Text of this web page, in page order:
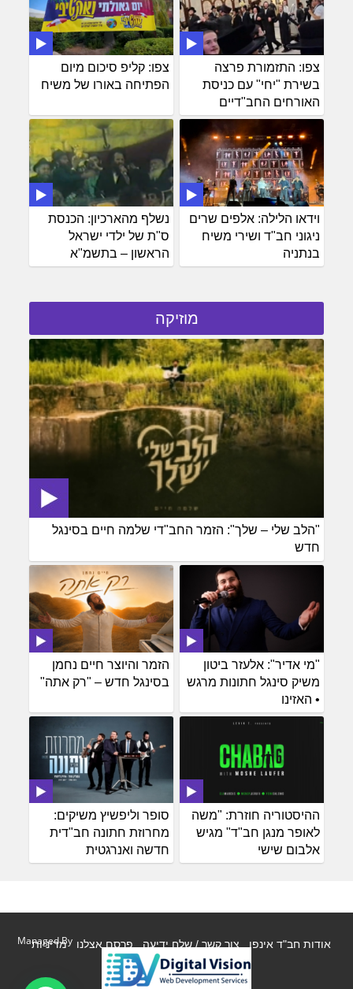
צפו: קליפ סיכום מיום
הפתיחה באורו של משיח
צפו: התזמורת פרצה
בשירת "יחי" עם כניסת
האורחים החב"דיים
נשלף מהארכיון: הכנסת
ס"ת של ילדי ישראל
הראשון – בתשמ"א
וידאו הלילה: אלפים שרים
ניגוני חב"ד ושירי משיח
בנתניה
מוזיקה
"הלב שלי – שלך": הזמר החב"די שלמה חיים בסינגל
חדש
הזמר והיוצר חיים נחמן
בסינגל חדש – "רק אתה"
"מי אדיר": אלעזר ביטון
משיק סינגל חתונות מרגש
• האזינו
סופר וליפשיץ משיקים:
מחרוזת חתונה חב"דית
חדשה ואנרגטית
ההיסטוריה חוזרת: "משה
לאופר מנגן חב"ד" מגיש
אלבום שישי
אודות חב"ד אינפו צור קשר / שלח ידיעה פרסם אצלנו מדיניות
Managed By